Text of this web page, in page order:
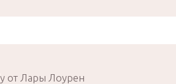
от Лары Лоурен